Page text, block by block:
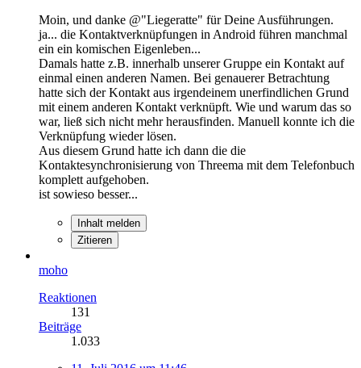
Moin, und danke @"Liegeratte" für Deine Ausführungen.
ja... die Kontaktverknüpfungen in Android führen manchmal
ein ein komischen Eigenleben...
Damals hatte z.B. innerhalb unserer Gruppe ein Kontakt auf
einmal einen anderen Namen. Bei genauerer Betrachtung
hatte sich der Kontakt aus irgendeinem unerfindlichen Grund
mit einem anderen Kontakt verknüpft. Wie und warum das so
war, ließ sich nicht mehr herausfinden. Manuell konnte ich die
Verknüpfung wieder lösen.
Aus diesem Grund hatte ich dann die die
Kontaktesynchronisierung von Threema mit dem Telefonbuch
komplett aufgehoben.
ist sowieso besser...
Inhalt melden
Zitieren
moho
Reaktionen
131
Beiträge
1.033